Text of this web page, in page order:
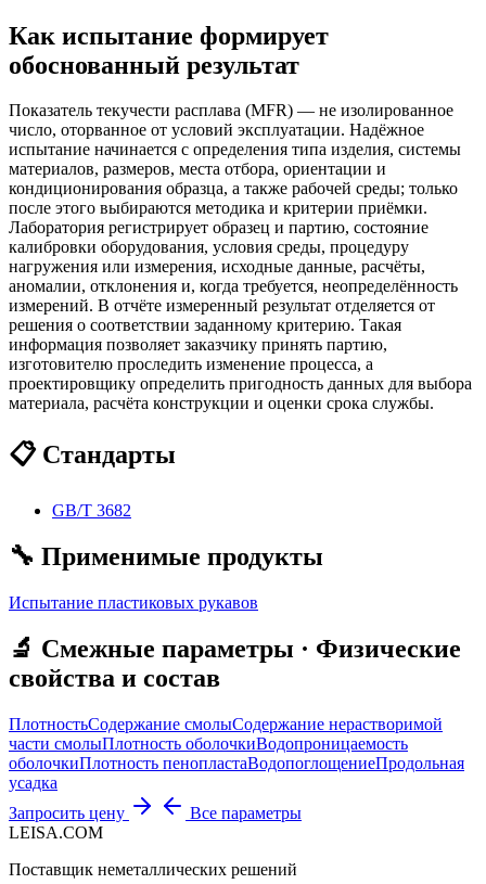
Как испытание формирует
обоснованный результат
Показатель текучести расплава (MFR) — не изолированное
число, оторванное от условий эксплуатации. Надёжное
испытание начинается с определения типа изделия, системы
материалов, размеров, места отбора, ориентации и
кондиционирования образца, а также рабочей среды; только
после этого выбираются методика и критерии приёмки.
Лаборатория регистрирует образец и партию, состояние
калибровки оборудования, условия среды, процедуру
нагружения или измерения, исходные данные, расчёты,
аномалии, отклонения и, когда требуется, неопределённость
измерений. В отчёте измеренный результат отделяется от
решения о соответствии заданному критерию. Такая
информация позволяет заказчику принять партию,
изготовителю проследить изменение процесса, а
проектировщику определить пригодность данных для выбора
материала, расчёта конструкции и оценки срока службы.
📋 Стандарты
GB/T 3682
🔧 Применимые продукты
Испытание пластиковых рукавов
🔬 Смежные параметры · Физические
свойства и состав
ПлотностьСодержание смолыСодержание нерастворимой
части смолыПлотность оболочкиВодопроницаемость
оболочкиПлотность пенопластаВодопоглощениеПродольная
усадка
Запросить цену
Все параметры
LEISA.COM
Поставщик неметаллических решений